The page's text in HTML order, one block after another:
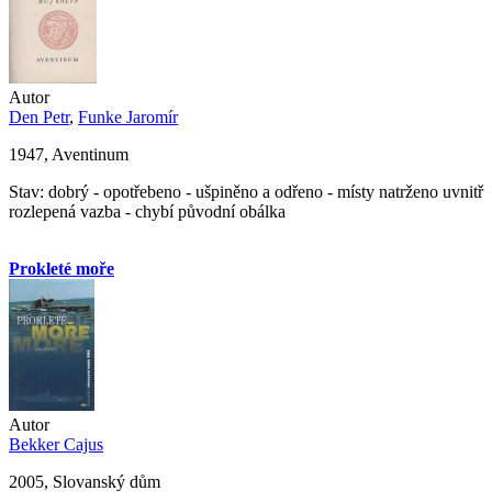
Autor
Den Petr, Funke Jaromír
1947, Aventinum
Stav: dobrý - opotřebeno - ušpiněno a odřeno - místy natrženo uvnitř
rozlepená vazba - chybí původní obálka
Prokleté moře
Autor
Bekker Cajus
2005, Slovanský dům